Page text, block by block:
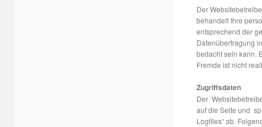
Der
behandelt Ihre
entsprechend der
Datenübertragung
bedacht sein kann.
Fremde ist nicht
Zugriffsdaten
Der
auf die Seite und
Logfiles“ ab.